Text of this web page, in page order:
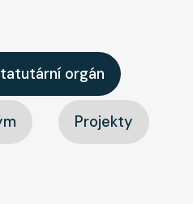
orgán
Projekty